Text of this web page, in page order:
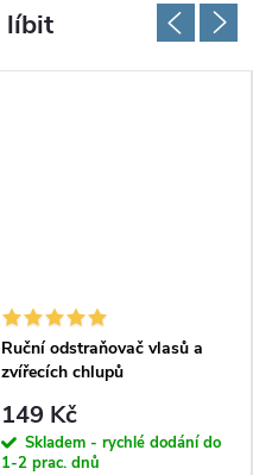
Ruční odstraňovač vlasů a
zvířecích chlupů
149 Kč
Skladem - rychlé dodání do
1-2 prac. dnů